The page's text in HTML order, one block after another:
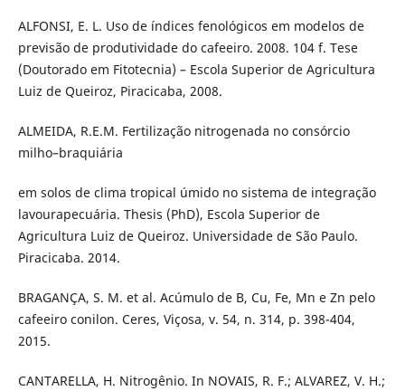
ALFONSI, E. L. Uso de índices fenológicos em modelos de
previsão de produtividade do cafeeiro. 2008. 104 f. Tese
(Doutorado em Fitotecnia) – Escola Superior de Agricultura
Luiz de Queiroz, Piracicaba, 2008.
ALMEIDA, R.E.M. Fertilização nitrogenada no consórcio
milho–braquiária
em solos de clima tropical úmido no sistema de integração
lavourapecuária. Thesis (PhD), Escola Superior de
Agricultura Luiz de Queiroz. Universidade de São Paulo.
Piracicaba. 2014.
BRAGANÇA, S. M. et al. Acúmulo de B, Cu, Fe, Mn e Zn pelo
cafeeiro conilon. Ceres, Viçosa, v. 54, n. 314, p. 398-404,
2015.
CANTARELLA, H. Nitrogênio. In NOVAIS, R. F.; ALVAREZ, V. H.;